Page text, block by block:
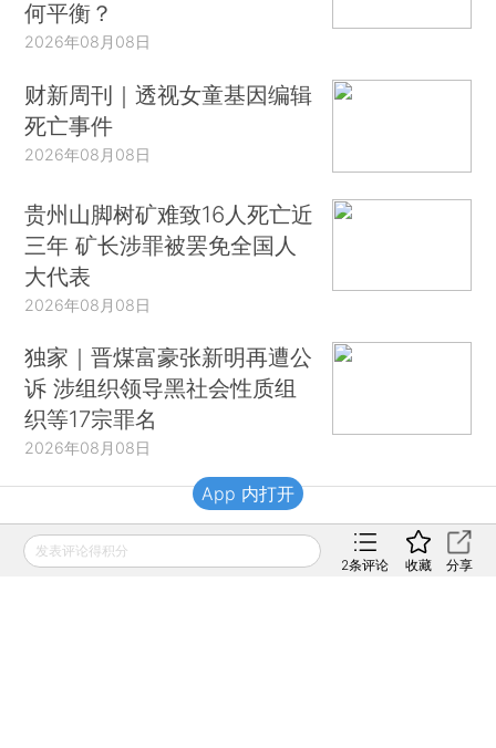
何平衡？
2026年08月08日
财新周刊｜透视女童基因编辑
死亡事件
2026年08月08日
贵州山脚树矿难致16人死亡近
三年 矿长涉罪被罢免全国人
大代表
2026年08月08日
独家｜晋煤富豪张新明再遭公
诉 涉组织领导黑社会性质组
织等17宗罪名
2026年08月08日
财新移动
发表评论得积分
2条评论 收藏 分享
App 内打开